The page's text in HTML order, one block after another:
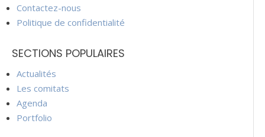
Contactez-nous
Politique de confidentialité
SECTIONS POPULAIRES
Actualités
Les comitats
Agenda
Portfolio